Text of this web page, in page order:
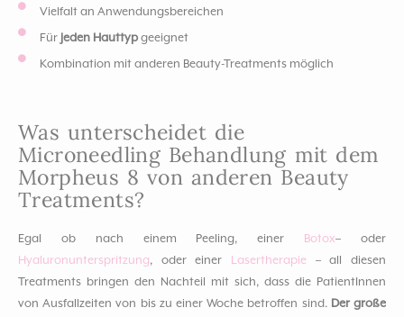
Vielfalt an Anwendungsbereichen
Für jeden Hauttyp geeignet
Kombination mit anderen Beauty-Treatments möglich
Was unterscheidet die
Microneedling Behandlung mit dem
Morpheus 8 von anderen Beauty
Treatments?
Egal ob nach einem Peeling, einer Botox– oder
Hyaluronunterspritzung, oder einer Lasertherapie – all diesen
Treatments bringen den Nachteil mit sich, dass die PatientInnen
von Ausfallzeiten von bis zu einer Woche betroffen sind. Der große